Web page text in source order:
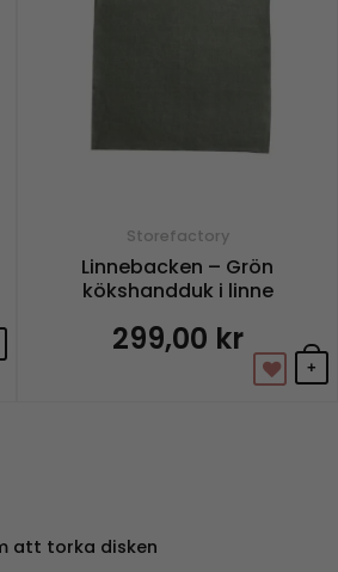
Storefactory
Linnebacken – Grön
kökshandduk i linne
299,00 kr
+
att torka disken